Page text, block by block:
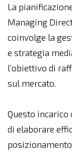
La
Managing
coinvolge la
e strategia
l’obiettivo di
sul mercato.
Questo incarico
di elaborare